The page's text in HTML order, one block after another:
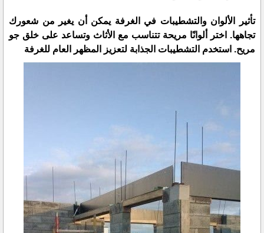
تأثير الألوان والتشطيبات في الغرفة يمكن أن يغير من شعورك
تجاهها. اختر ألوانًا مريحة تتناسب مع الأثاث وتساعد على خلق جو
مريح. استخدم التشطيبات الجذابة لتعزيز المظهر العام للغرفة